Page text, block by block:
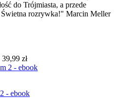
do Trójmiasta, a przede
rozrywka!" Marcin Meller
zł
- ebook